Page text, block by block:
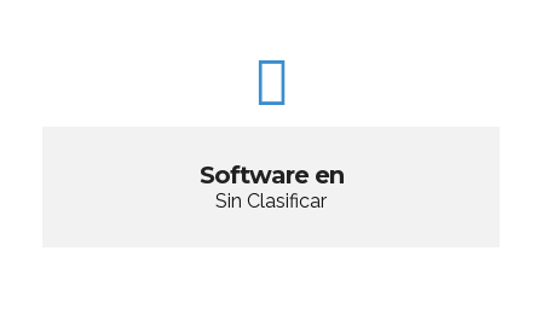
Software en
Sin Clasificar